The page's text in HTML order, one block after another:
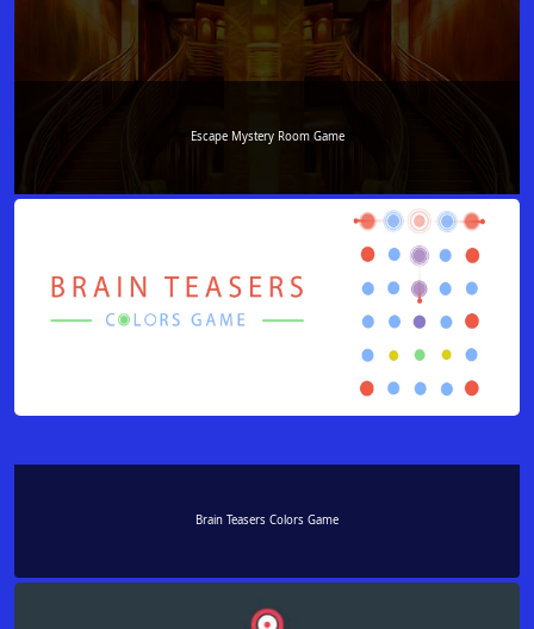
Escape Mystery Room Game
Brain Teasers Colors Game